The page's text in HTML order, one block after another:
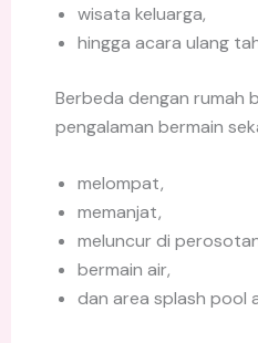
wisata keluarga,
hingga acara ulang
Berbeda dengan rumah
pengalaman bermain
melompat,
memanjat,
meluncur di
bermain air,
dan area splash pool